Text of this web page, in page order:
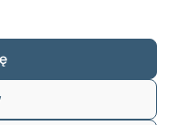
ŁUKASZ
RESERVED